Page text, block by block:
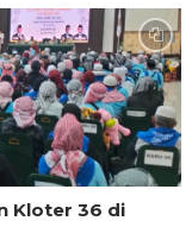
Kloter 36 di